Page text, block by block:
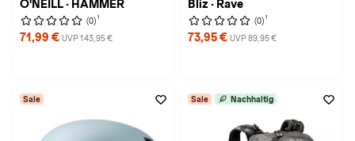
O'NEILL · HAMMER
(0) 1
71,99 € UVP 143,95 €
Bliz · Rave
(0) 1
73,95 € UVP 89,95 €
Sale Sale Nachhaltig